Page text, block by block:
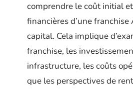
comprendre le coût initial
financières d’une franchise
capital. Cela implique
franchise, les
infrastructure, les coûts
que les perspectives de